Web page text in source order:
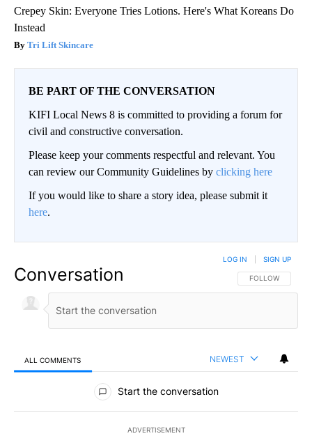
Crepey Skin: Everyone Tries Lotions. Here's What Koreans Do
Instead
Tri Lift Skincare
BE PART OF THE CONVERSATION
KIFI Local News 8 is committed to providing a forum for
civil and constructive conversation.
Please keep your comments respectful and relevant. You
can review our Community Guidelines by clicking here
If you would like to share a story idea, please submit it
here.
Conversation FOLLOW THIS
FOLLOW
LOG IN SIGN UP
ALL COMMENTS NEWEST
All Comments
Start the conversation
ADVERTISEMENT